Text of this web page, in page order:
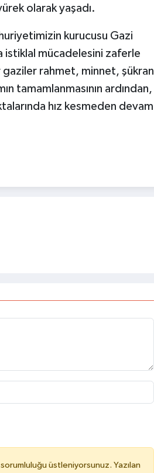
olarak yaşadı.
kurucusu Gazi
istiklal mücadelesini zaferle
rahmet, minnet, şükran
tamamlanmasının ardından,
hız kesmeden devam
üstleniyorsunuz. Yazılan